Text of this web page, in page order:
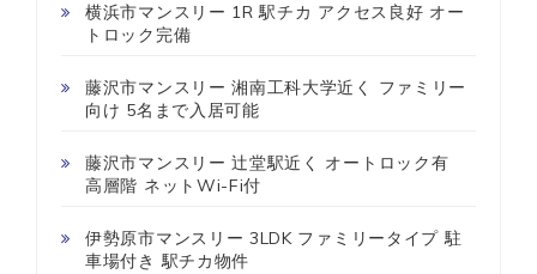
横浜市マンスリー 1R 駅チカ アクセス良好 オー
トロック完備
藤沢市マンスリー 湘南工科大学近く ファミリー
向け 5名まで入居可能
藤沢市マンスリー 辻堂駅近く オートロック有
高層階 ネットWi-Fi付
伊勢原市マンスリー 3LDK ファミリータイプ 駐
車場付き 駅チカ物件